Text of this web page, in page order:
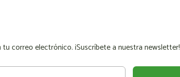
correo electrónico. ¡Suscríbete a nuestra newsletter!